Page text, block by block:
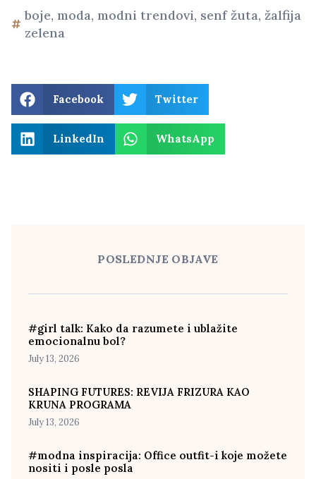
boje, moda, modni trendovi, senf žuta, žalfija
zelena
Facebook Twitter
LinkedIn WhatsApp
POSLEDNJE OBJAVE
#girl talk: Kako da razumete i ublažite
emocionalnu bol?
July 13, 2026
SHAPING FUTURES: REVIJA FRIZURA KAO
KRUNA PROGRAMA
July 13, 2026
#modna inspiracija: Office outfit-i koje možete
nositi i posle posla